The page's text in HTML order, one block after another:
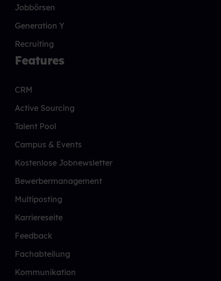
Jobbörsen
Generation Y
Recruiting
Features
CRM
Active Sourcing
Talent Pool
Campus & Events
Kostenlose Jobnewsletter
Bewerbermanagement
Multiposting
Karriereseite
Feedback
Fachabteilung
Kommunikation